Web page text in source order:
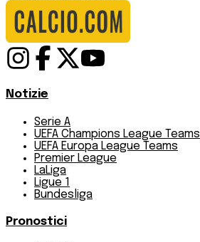
Notizie
Serie A
UEFA Champions League Teams
UEFA Europa League Teams
Premier League
LaLiga
Ligue 1
Bundesliga
Pronostici